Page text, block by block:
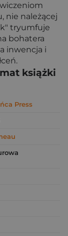
nie należącej
tryumfuje
bohatera
inwencja i
książki
Press